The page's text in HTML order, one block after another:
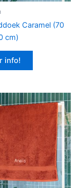
Caramel (70
cm)
info!